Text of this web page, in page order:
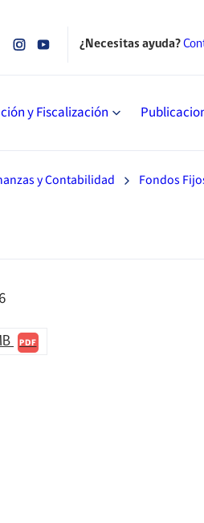
y Fiscalización
¿Necesitas ayuda?
y Contabilidad Fondos
PDF